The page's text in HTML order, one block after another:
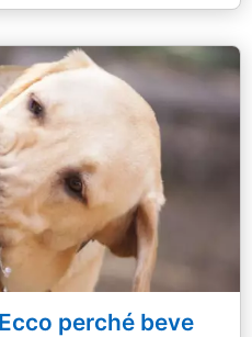
perché beve